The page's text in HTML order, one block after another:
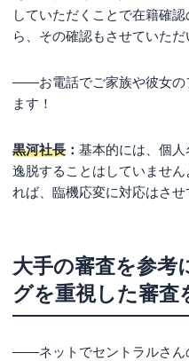
していただくことで在籍確
ら、その確認もさせていただ
――お電話でご家族や彼女の
ます！
黒河社長 ： 基本的には、個
逸脱することはしていませ
れば、臨機応変に対応はさせ
大手の審査を参考
グを重視した審査
――ネットでセントラルさん